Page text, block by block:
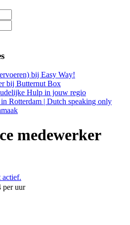
bij Easy Way!
bij Butternut Box
Hulp in jouw regio
Rotterdam | Dutch speaking only
medewerker
actief.
per uur